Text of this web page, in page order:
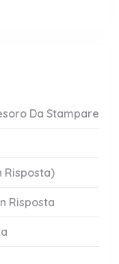
Da Stampare
Risposta)
Risposta